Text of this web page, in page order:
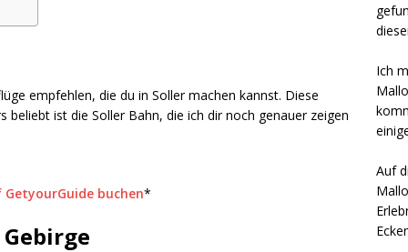
empfehlen, die du in Soller machen kannst. Diese
ist die Soller Bahn, die ich dir noch genauer zeigen
buchen*
Ich
Auf